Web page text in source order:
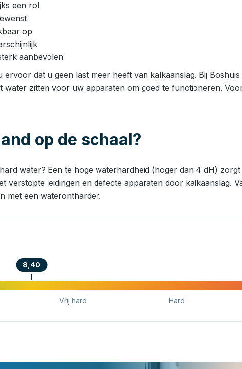
een rol
op
aanbevolen
dat u geen last meer heeft van kalkaanslag. Bij
water zitten voor uw apparaten om goed te functioneren.
op de schaal?
water? Een te hoge waterhardheid (hoger dan 4 dH)
verstopte leidingen en defecte apparaten door kalkaanslag.
met een waterontharder.
8,40
Vrij hard Hard